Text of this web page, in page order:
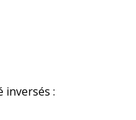
inversés :